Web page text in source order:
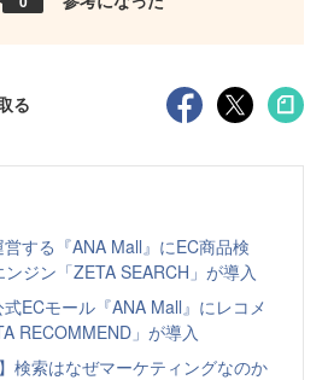
る
する『ANA Mall』にEC商品検
ジン「ZETA SEARCH」が導入
ECモール『ANA Mall』にレコメ
RECOMMEND」が導入
検索はなぜマーケティングなのか